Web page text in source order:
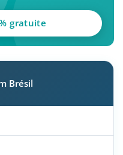
gratuite
Brésil